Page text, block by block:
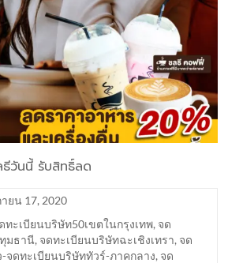
วันนี้ รับสิทธิ์ลด
ยน 17, 2020
ทะเบียนบริษัท50เขตในกรุงเทพ, จด
มธานี, จดทะเบียนบริษัทฉะเชิงเทรา, จด
จดทะเบียนบริษัททัวร์-ภาคกลาง, จด